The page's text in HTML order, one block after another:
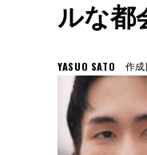
ルな都
YASUO SATO 作成